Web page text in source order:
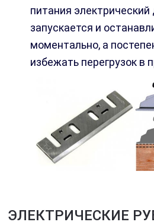
питания электрический
запускается и
моментально, а
избежать перегрузок в
ЭЛЕКТРИЧЕСКИЕ